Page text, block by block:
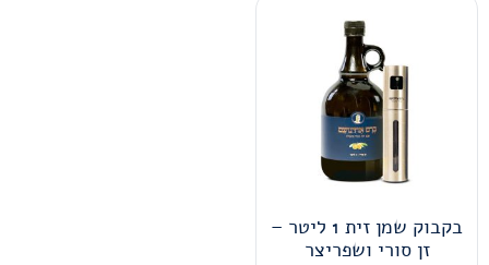
בקבוק שמן זית 1 ליטר –
זן סורי ושפריצר